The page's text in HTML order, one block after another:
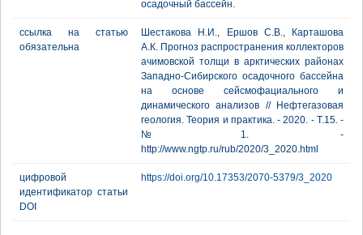
осадочный бассейн.
ссылка на статью
обязательна
Шестакова Н.И., Ершов С.В., Карташова
А.К. Прогноз распространения коллекторов
ачимовской толщи в арктических районах
Западно-Сибирского осадочного бассейна
на основе сейсмофациального и
динамического анализов // Нефтегазовая
геология. Теория и практика. - 2020. - Т.15. -
№1. -
http://www.ngtp.ru/rub/2020/3_2020.html
цифровой
идентификатор статьи
DOI
https://doi.org/10.17353/2070-5379/3_2020